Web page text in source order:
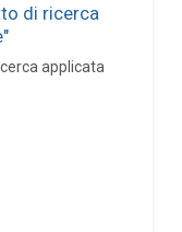
di ricerca
applicata